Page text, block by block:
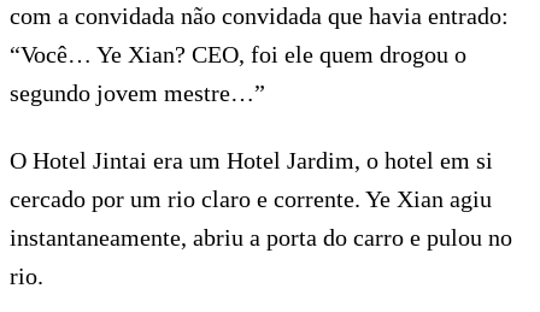
com a convidada não convidada que havia entrado:
“Você… Ye Xian? CEO, foi ele quem drogou o
segundo jovem mestre…”
O Hotel Jintai era um Hotel Jardim, o hotel em si
cercado por um rio claro e corrente. Ye Xian agiu
instantaneamente, abriu a porta do carro e pulou no
rio.